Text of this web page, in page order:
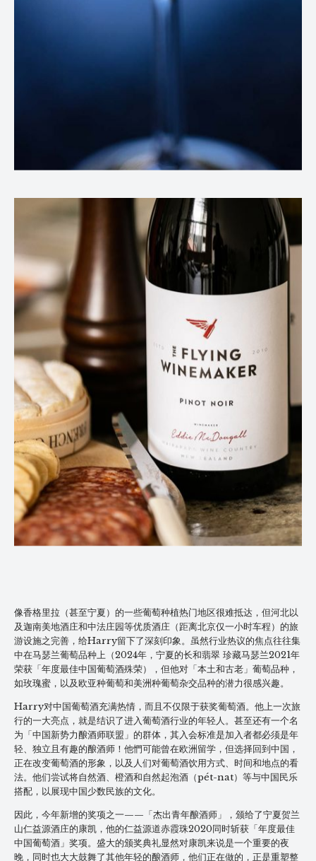
像香格里拉（甚至宁夏）的一些葡萄种植热门地区很难抵达，但河北以
及迦南美地酒庄和中法庄园等优质酒庄（距离北京仅一小时车程）的旅
游设施之完善，给Harry留下了深刻印象。虽然行业热议的焦点往往集
中在马瑟兰葡萄品种上（2024年，宁夏的长和翡翠 珍藏马瑟兰2021年
荣获「年度最佳中国葡萄酒殊荣），但他对「本土和古老」葡萄品种，
如玫瑰蜜，以及欧亚种葡萄和美洲种葡萄杂交品种的潜力很感兴趣。
Harry对中国葡萄酒充满热情，而且不仅限于获奖葡萄酒。他上一次旅
行的一大亮点，就是结识了进入葡萄酒行业的年轻人。甚至还有一个名
为「中国新势力酿酒师联盟」的群体，其入会标准是加入者都必须是年
轻、独立且有趣的酿酒师！他㥃可能曾在欧洲留学，但选择回到中国，
正在改变葡萄酒的形象，以及人们对葡萄酒饮用方式、时间和地点的看
法。他们尝试将自然酒、橙酒和自然起泡酒（pét-nat）等与中国民乐
搭配，以展现中国少数民族的文化。
因此，今年新增的奖项之一——「杰出青年酿酒师」，颁给了宁夏贺兰
山仁益源酒庄的康凯，他的仁益源道赤霞珠2020同时斩获「年度最佳
中国葡萄酒」奖项。盛大的颁奖典礼显然对康凯来说是一个重要的夜
晚，同时也大大鼓舞了其他年轻的酿酒师，他们正在做的，正是重塑整